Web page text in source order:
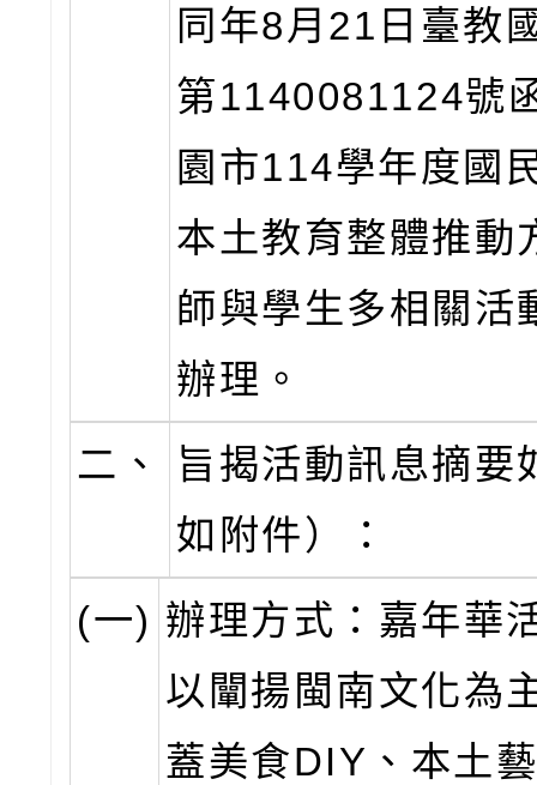
同年8月21日臺教
第1140081124號
園市114學年度國
本土教育整體推動
師與學生多相關活
辦理。
二、
旨揭活動訊息摘要
如附件）：
(一) 辦理方式：嘉年華
以闡揚閩南文化為
蓋美食DIY、本土